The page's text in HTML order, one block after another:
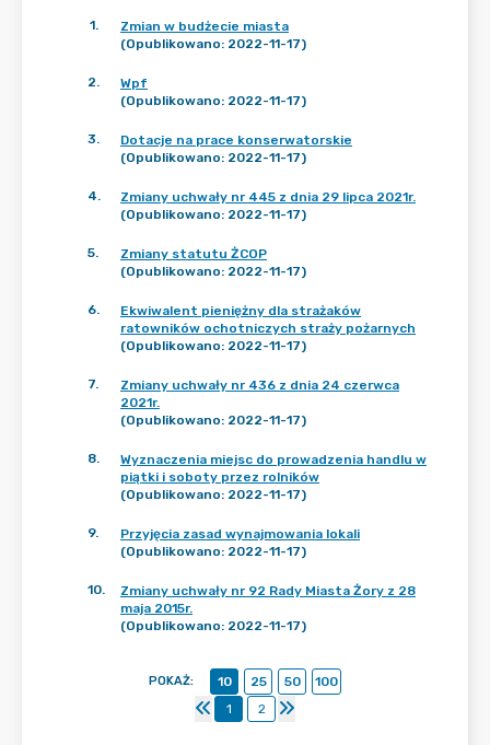
1.
Zmian w budżecie miasta
(Opublikowano: 2022-11-17)
2.
Wpf
(Opublikowano: 2022-11-17)
3.
Dotacje na prace konserwatorskie
(Opublikowano: 2022-11-17)
4.
Zmiany uchwały nr 445 z dnia 29 lipca 2021r.
(Opublikowano: 2022-11-17)
5.
Zmiany statutu ŻCOP
(Opublikowano: 2022-11-17)
6.
Ekwiwalent pieniężny dla strażaków
ratowników ochotniczych straży pożarnych
(Opublikowano: 2022-11-17)
7.
Zmiany uchwały nr 436 z dnia 24 czerwca
2021r.
(Opublikowano: 2022-11-17)
8.
Wyznaczenia miejsc do prowadzenia handlu w
piątki i soboty przez rolników
(Opublikowano: 2022-11-17)
9.
Przyjęcia zasad wynajmowania lokali
(Opublikowano: 2022-11-17)
10.
Zmiany uchwały nr 92 Rady Miasta Żory z 28
maja 2015r.
(Opublikowano: 2022-11-17)
POKAŻ: 10 25 50
100
1
2